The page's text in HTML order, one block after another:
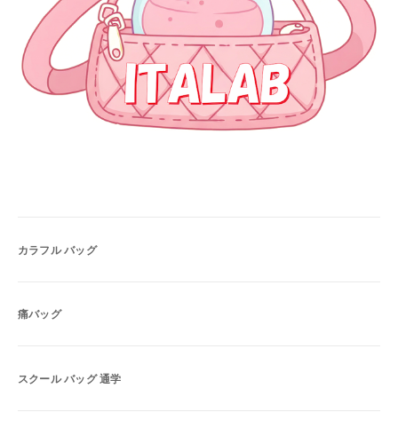
カラフル バッグ
痛バッグ
スクール バッグ 通学